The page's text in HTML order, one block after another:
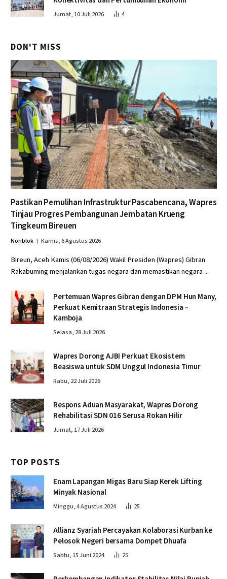
Jumat, 10 Juli 2026 4
DON'T MISS
Pastikan Pemulihan Infrastruktur Pascabencana, Wapres
Tinjau Progres Pembangunan Jembatan Krueng
Tingkeum Bireuen
Nonblok Kamis, 6 Agustus 2026
Bireun, Aceh Kamis (06/08/2026) Wakil Presiden (Wapres) Gibran
Rakabuming menjalankan tugas negara dan memastikan negara…
Pertemuan Wapres Gibran dengan DPM Hun Many,
Perkuat Kemitraan Strategis Indonesia –
Kamboja
Selasa, 28 Juli 2026
Wapres Dorong AJBI Perkuat Ekosistem
Beasiswa untuk SDM Unggul Indonesia Timur
Rabu, 22 Juli 2026
Respons Aduan Masyarakat, Wapres Dorong
Rehabilitasi SDN 016 Serusa Rokan Hilir
Jumat, 17 Juli 2026
TOP POSTS
Enam Lapangan Migas Baru Siap Kerek Lifting
Minyak Nasional
Minggu, 4 Agustus 2024 25
Allianz Syariah Percayakan Kolaborasi Kurban ke
Pelosok Negeri bersama Dompet Dhuafa
Sabtu, 15 Juni 2024 25